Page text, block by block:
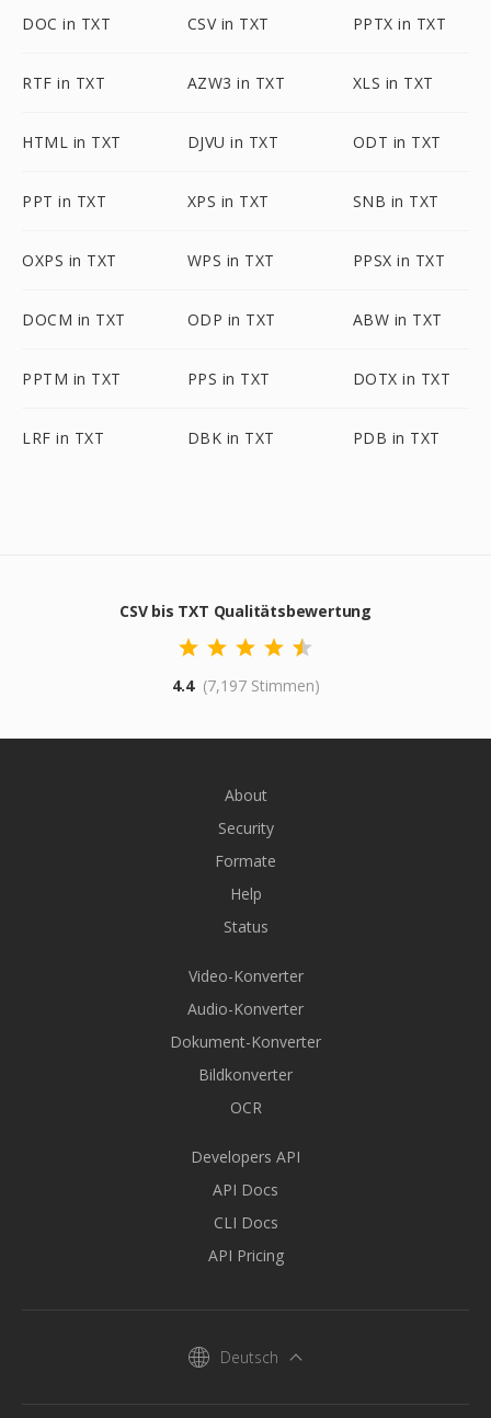
DOC in TXT CSV in TXT PPTX in TXT
RTF in TXT AZW3 in TXT XLS in TXT
HTML in TXT DJVU in TXT ODT in TXT
PPT in TXT XPS in TXT SNB in TXT
OXPS in TXT WPS in TXT PPSX in TXT
DOCM in TXT ODP in TXT ABW in TXT
PPTM in TXT PPS in TXT DOTX in TXT
LRF in TXT DBK in TXT PDB in TXT
CSV bis TXT Qualitätsbewertung
4.4 (7,197 Stimmen)
About
Security
Formate
Help
Status
Video-Konverter
Audio-Konverter
Dokument-Konverter
Bildkonverter
OCR
Developers API
API Docs
CLI Docs
API Pricing
Deutsch